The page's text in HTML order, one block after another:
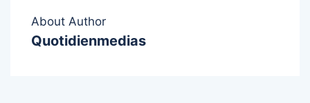
About Author
Quotidienmedias